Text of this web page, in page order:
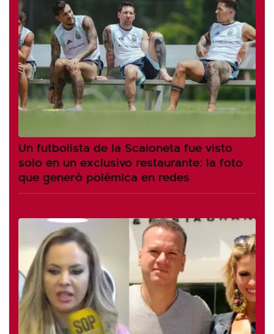
Un futbolista de la Scaloneta fue visto
solo en un exclusivo restaurante: la foto
que generó polémica en redes